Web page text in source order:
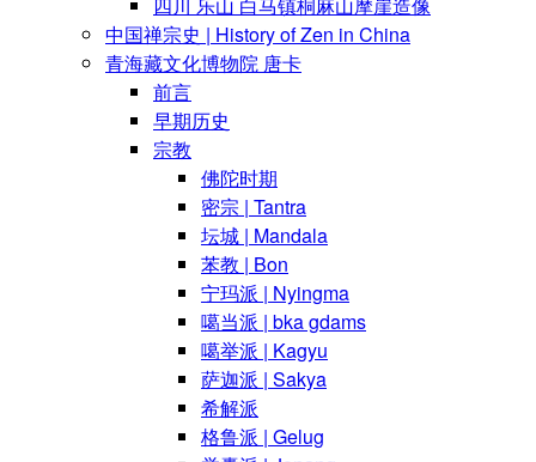
中国禅宗史 | History of Zen in China
青海藏文化博物院 唐卡
前言
早期历史
宗教
佛陀时期
密宗 | Tantra
坛城 | Mandala
苯教 | Bon
宁玛派 | Nyingma
噶当派 | bka gdams
噶举派 | Kagyu
萨迦派 | Sakya
希解派
格鲁派 | Gelug